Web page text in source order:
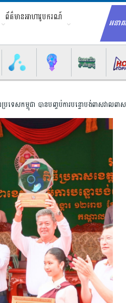
ព័ត៌មានអាហារូបករណ៍ អនា
ប្រទេស​កម្ពុជា បានបញ្ចប់​ការ​បន្ទោបង់ពាសវាលព